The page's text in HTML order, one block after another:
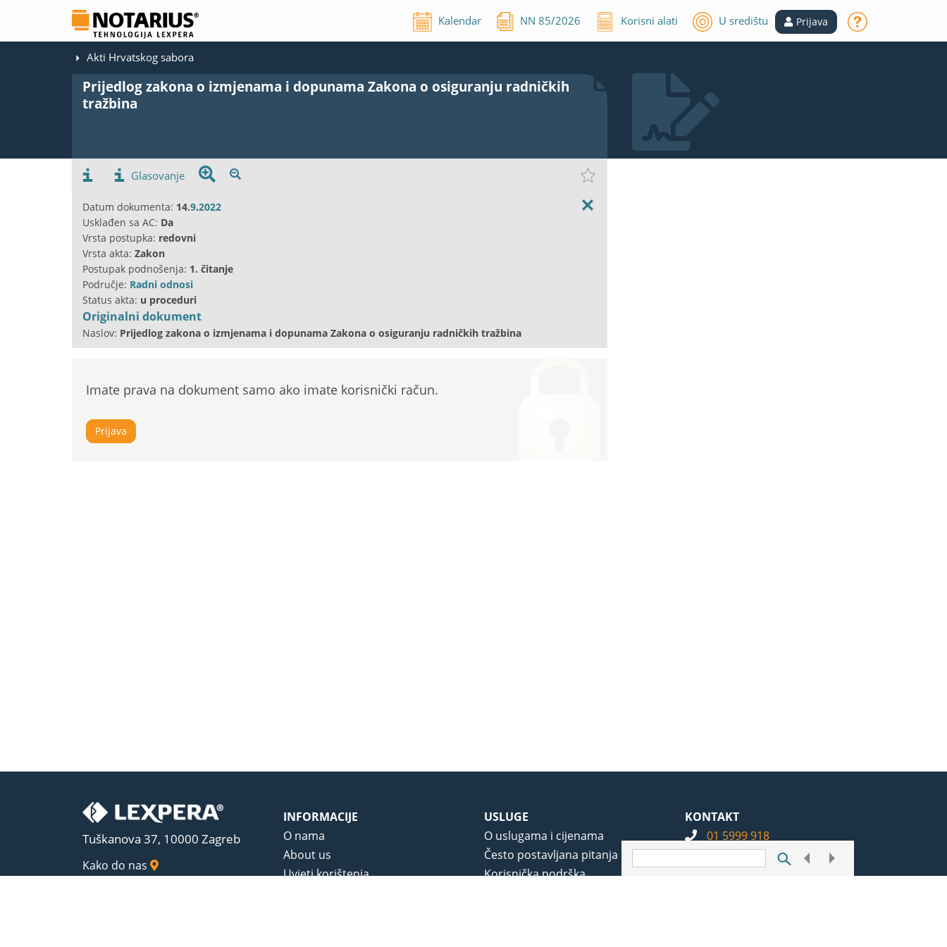
Kalendar NN85/2026 Korisni alati U središtu Prijava
Akti Hrvatskog sabora
Prijedlog zakona o izmjenama i dopunama Zakona o osiguranju radničkih
tražbina
Glasovanje
Datum dokumenta: 14.9.2022
Usklađen sa AC: Da
Vrsta postupka: redovni
Vrsta akta: Zakon
Postupak podnošenja: 1. čitanje
Područje: Radni odnosi
Status akta: u proceduri
Originalni dokument
Naslov: Prijedlog zakona o izmjenama i dopunama Zakona o osiguranju radničkih tražbina
Imate prava na dokument samo ako imate korisnički račun.
Prijava
Tuškanova 37, 10000 Zagreb
Kako do nas
INFORMACIJE
O nama
About us
Uvjeti korištenja
USLUGE
O uslugama i cijenama
Često postavljana pitanja
Korisnička podrška
KONTAKT
01 5999 918
info@notarius.hr